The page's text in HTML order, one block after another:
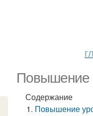
Повышение
Содержание
Повышение